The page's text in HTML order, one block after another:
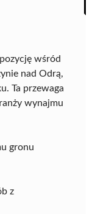
wśród
nad Odrą,
Ta przewaga
wynajmu
gronu
z